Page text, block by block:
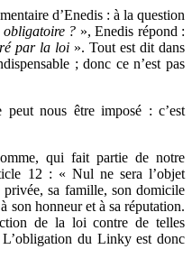
d’Enedis : à la question
obligatoire ? », Enedis répond :
par la loi ». Tout est dit dans
; donc ce n’est pas
nous être imposé : c’est
qui fait partie de notre
12 : « Nul ne sera l’objet
privée, sa famille, son domicile
son honneur et à sa réputation.
de la loi contre de telles
du Linky est donc